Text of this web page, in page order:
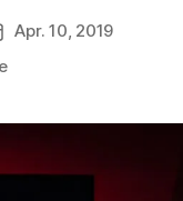
Apr. 10, 2019
zu